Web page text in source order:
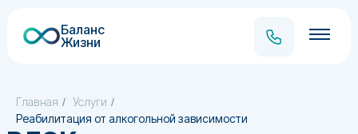
Жизни
Баланс
Главная / Услуги /
Реабилитация от алкогольной зависимости